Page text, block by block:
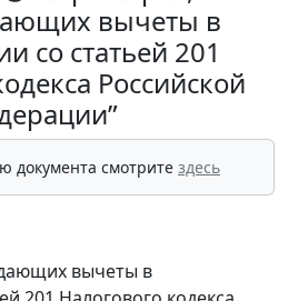
вычеты в
со статьей 201
Российской
документа смотрите здесь
вычеты в